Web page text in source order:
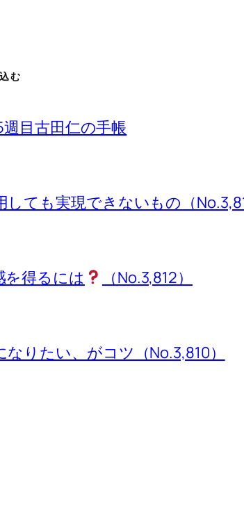
む
目古田仁の手帳
ても実現できないもの（
を得るには （No.3,812）
りたい、がコツ（No.3,810）